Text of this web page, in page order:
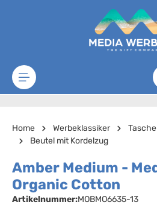
Zum Hauptinhalt springen
Home Werbeklassiker
Beutel mit Kordelzug
Amber Medium -
Organic Cotton
Artikelnummer:MOBMO6635-13